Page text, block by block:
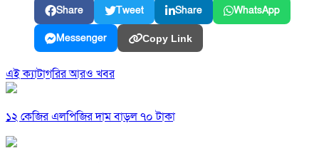
Share Tweet Share WhatsApp
Messenger Copy Link
এই ক্যাটাগরির আরও খবর
১২ কেজির এলপিজির দাম বাড়ল ৭০ টাকা